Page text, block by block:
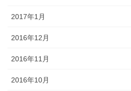
2017年1月
2016年12月
2016年11月
2016年10月